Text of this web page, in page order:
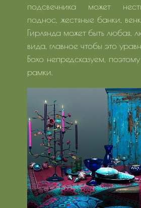
подсвечника может
поднос, жестяные банки,
Гирлянда может быть любая,
вида, главное чтобы это
Бохо непредсказуем,
рамки.